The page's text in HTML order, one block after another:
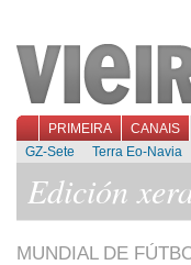
PRIMEIRA CANAIS
GZ-Sete
Terra Eo-Navia
Edición
MUNDIAL DE